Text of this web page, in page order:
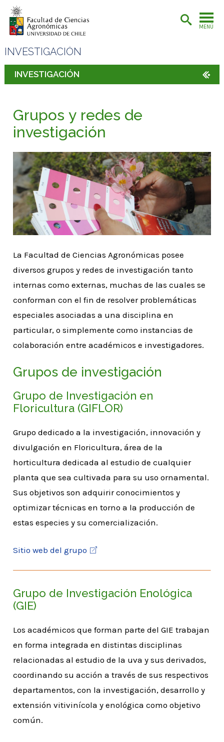
MENÚ
INVESTIGACIÓN
INVESTIGACIÓN
Grupos y redes de
investigación
La Facultad de Ciencias Agronómicas posee
diversos grupos y redes de investigación tanto
internas como externas, muchas de las cuales se
conforman con el fin de resolver problemáticas
especiales asociadas a una disciplina en
particular, o simplemente como instancias de
colaboración entre académicos e investigadores.
Grupos de investigación
Grupo de Investigación en
Floricultura (GIFLOR)
Grupo dedicado a la investigación, innovación y
divulgación en Floricultura, área de la
horticultura dedicada al estudio de cualquier
planta que sea cultivada para su uso ornamental.
Sus objetivos son adquirir conocimientos y
optimizar técnicas en torno a la producción de
estas especies y su comercialización.
Sitio web del grupo
Grupo de Investigación Enológica
(GIE)
Los académicos que forman parte del GIE trabajan
en forma integrada en distintas disciplinas
relacionadas al estudio de la uva y sus derivados,
coordinando su acción a través de sus respectivos
departamentos, con la investigación, desarrollo y
extensión vitivinícola y enológica como objetivo
común.